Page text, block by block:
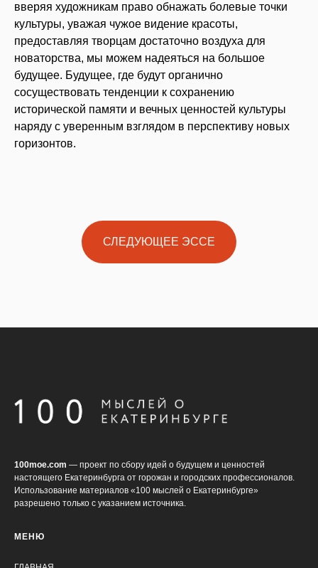
вверяя художникам право обнажать болевые точки
культуры, уважая чужое видение красоты,
предоставляя творцам достаточно воздуха для
новаторства, мы можем надеяться на большое
будущее. Будущее, где будут органично
сосуществовать тенденции к сохранению
исторической памяти и вечных ценностей культуры
наряду с уверенным взглядом в перспективу новых
горизонтов.
СЛЕДУЮЩЕЕ ЭССЕ
100moe.com — проект по сбору идей о будущем и ценностей
настоящего Екатеринбурга от горожан и городских профессионалов.
Использование материалов «100 мыслей о Екатеринбурге»
разрешено только с указанием источника.
МЕНЮ